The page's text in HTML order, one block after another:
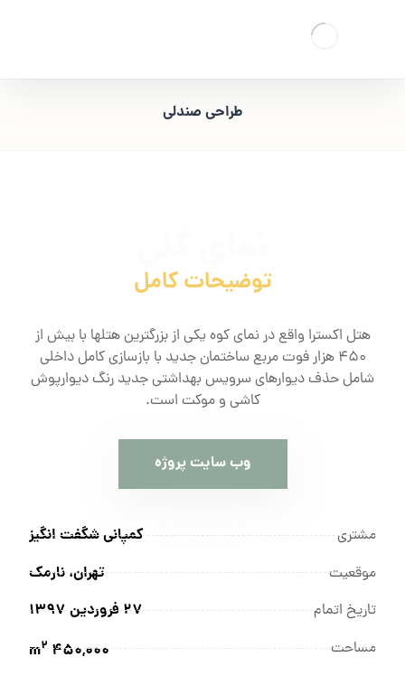
طراحی صندلی
توضیحات کامل
هتل اکسترا واقع در نمای کوه یکی از بزرگترین هتلها با بیش از
450 هزار فوت مربع ساختمان جدید با بازسازی کامل داخلی
شامل حذف دیوارهای سرویس بهداشتی جدید رنگ دیوارپوش
کاشی و موکت است.
وب سایت پروژه
مشتری کمپانی شگفت انگیز
موقعیت تهران، نارمک
تاریخ اتمام 27 فروردین 1397
مساحت 450,000 m
2